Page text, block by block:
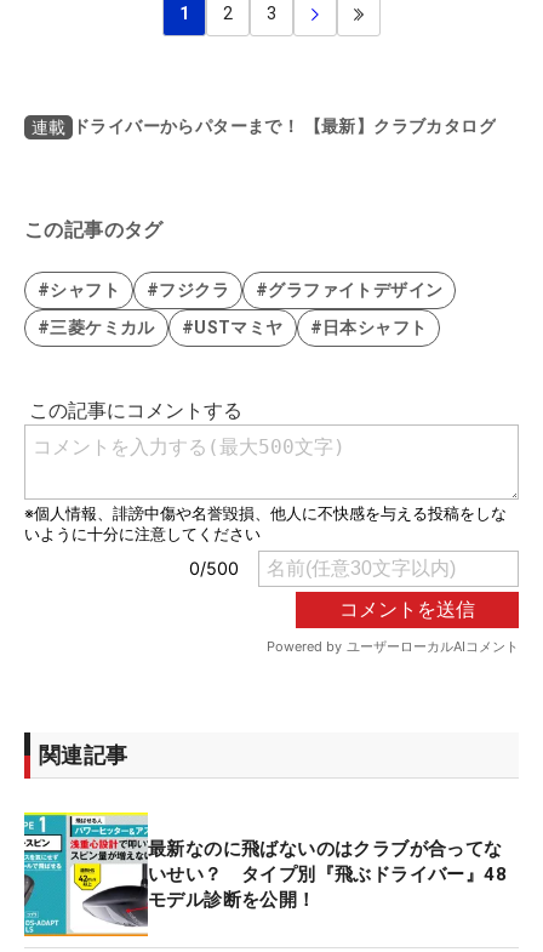
1 2 3
連載 ドライバーからパターまで！ 【最新】クラブカタログ
この記事のタグ
#シャフト #フジクラ
#グラファイトデザイン
#三菱ケミカル
#USTマミヤ #日本シャフト
関連記事
最新なのに飛ばないのはクラブが合ってな
いせい？ タイプ別『飛ぶドライバー』48
モデル診断を公開！